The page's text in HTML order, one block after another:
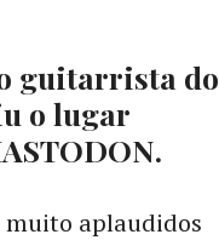
guitarrista do
o lugar
muito aplaudidos